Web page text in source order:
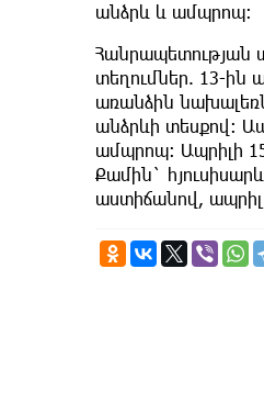
անձրև և ամպրոպ։
Հանրապետության
տեղումներ. 13-ին
առանձին
անձրևի տեսքով։
ամպրոպ։ Ապրիլի
Քամին`
աստիճանով,